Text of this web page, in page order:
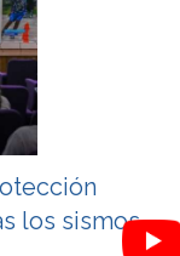
los sismos